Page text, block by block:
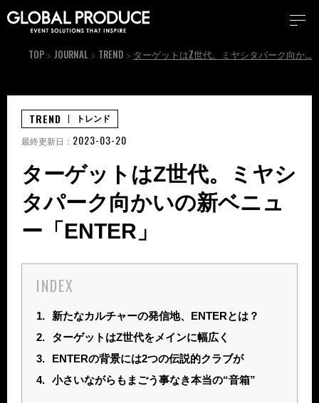
TOP JOURNAL TREND ターゲットはZ世代。ミヤシタパーク向かいの新ベニュー「ENTER」
ターゲットはZ世代。ミヤシ
タパーク向かいの新ベニュ
ー「ENTER」
INDEX
1.
新たなカルチャーの発信地、ENTERとは？
2.
ターゲットはZ世代をメインに幅広く
3.
ENTERの背景には2つの伝説的クラブが
4. 小さいながらもまごう事なき本当の“音箱”
TREND トレンド
最終更新日： 2023-03-20